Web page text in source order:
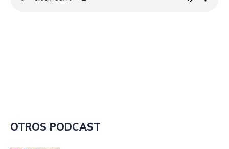
OTROS PODCAST